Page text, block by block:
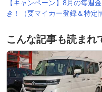
【キャンペーン】8月の毎週
き！（要マイカー登録＆特定
こんな記事も読まれ